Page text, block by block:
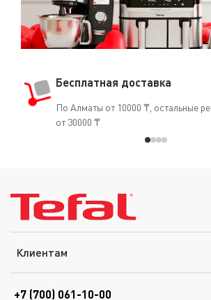
Бесплатная доставка
По Алматы от 10000 ₸, остальные
от 30000 ₸
Клиентам
+7 (700) 061-10-00